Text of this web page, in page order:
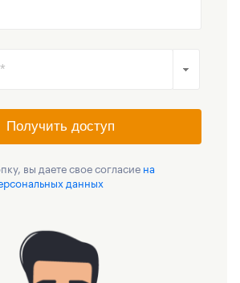
Получить доступ
вы даете свое согласие на
данных